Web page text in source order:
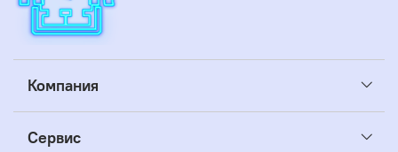
Компания
Сервис